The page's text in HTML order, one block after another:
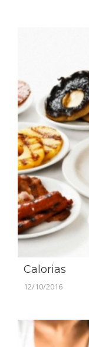
Calorias
12/10/2016